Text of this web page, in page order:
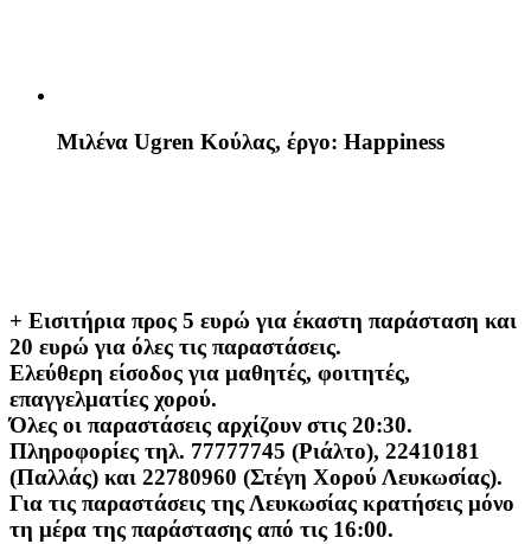
Μιλένα Ugren Κούλας, έργο: Happiness
+ Εισιτήρια προς 5 ευρώ για έκαστη παράσταση και
20 ευρώ για όλες τις παραστάσεις.
Ελεύθερη είσοδος για μαθητές, φοιτητές,
επαγγελματίες χορού.
Όλες οι παραστάσεις αρχίζουν στις 20:30.
Πληροφορίες τηλ. 77777745 (Ριάλτο), 22410181
(Παλλάς) και 22780960 (Στέγη Χορού Λευκωσίας).
Για τις παραστάσεις της Λευκωσίας κρατήσεις μόνο
τη μέρα της παράστασης από τις 16:00.